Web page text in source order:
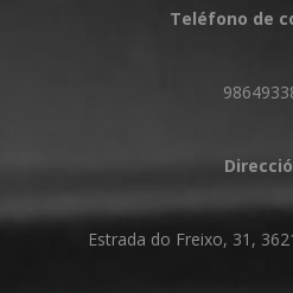
Teléfono de
Estrada do Freixo, 31,